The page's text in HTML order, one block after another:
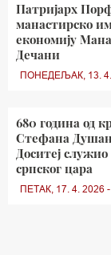
Патријарх
манастирско
економију
Дечани
ПОНЕДЕЉАК, 13. 4.
680 година од
Стефана
Доситеј служио
српског цара
ПЕТАК, 17. 4. 2026